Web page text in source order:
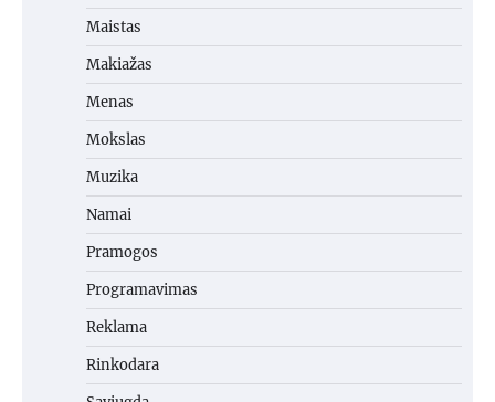
Maistas
Makiažas
Menas
Mokslas
Muzika
Namai
Pramogos
Programavimas
Reklama
Rinkodara